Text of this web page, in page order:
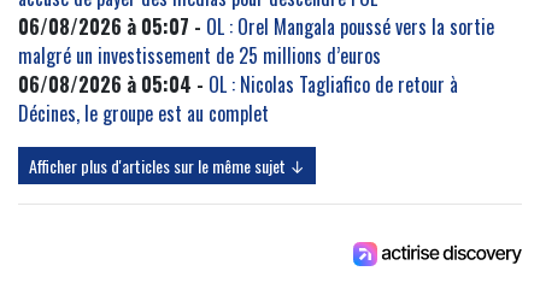
06/08/2026 à 05:07 - OL : Orel Mangala poussé vers la sortie
malgré un investissement de 25 millions d’euros
06/08/2026 à 05:04 - OL : Nicolas Tagliafico de retour à
Décines, le groupe est au complet
Afficher plus d'articles sur le même sujet ↓